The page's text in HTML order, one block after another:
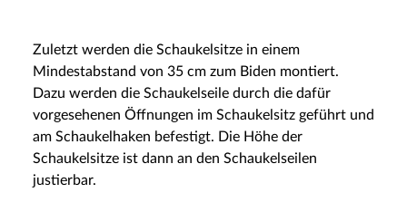
Zuletzt werden die Schaukelsitze in einem
Mindestabstand von 35 cm zum Biden montiert.
Dazu werden die Schaukelseile durch die dafür
vorgesehenen Öffnungen im Schaukelsitz geführt und
am Schaukelhaken befestigt. Die Höhe der
Schaukelsitze ist dann an den Schaukelseilen
justierbar.